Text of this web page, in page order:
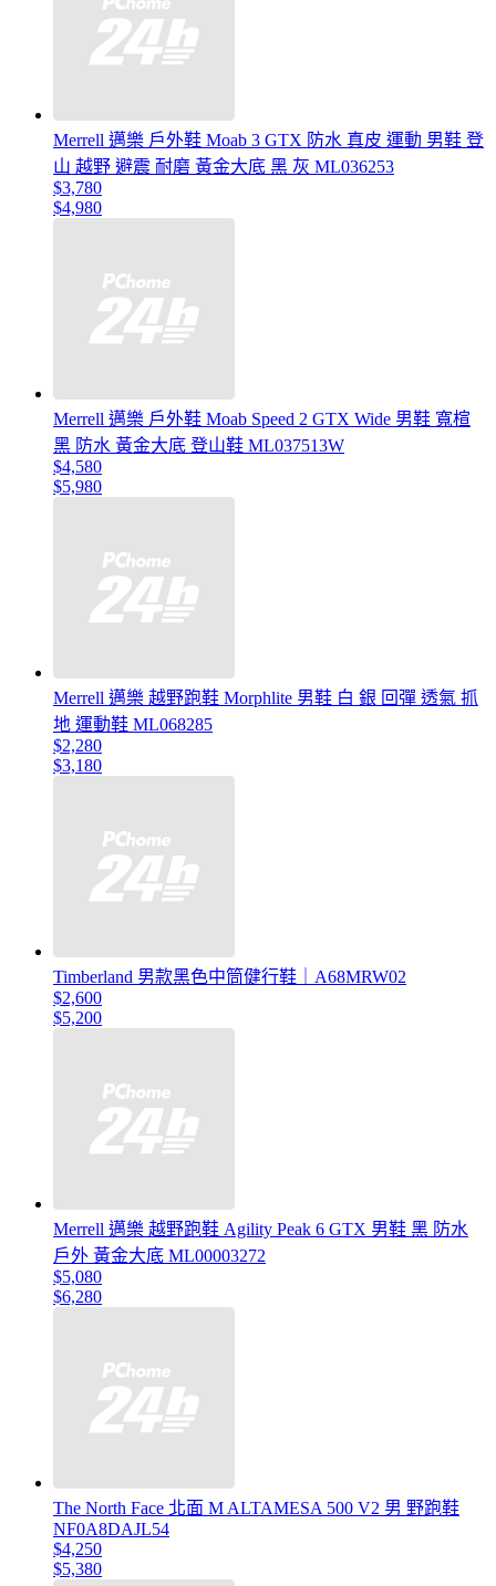
Merrell 邁樂 戶外鞋 Moab 3 GTX 防水 真皮 運動 男鞋 登
山 越野 避震 耐磨 黃金大底 黑 灰 ML036253
$3,780
$4,980
Merrell 邁樂 戶外鞋 Moab Speed 2 GTX Wide 男鞋 寬楦
黑 防水 黃金大底 登山鞋 ML037513W
$4,580
$5,980
Merrell 邁樂 越野跑鞋 Morphlite 男鞋 白 銀 回彈 透氣 抓
地 運動鞋 ML068285
$2,280
$3,180
Timberland 男款黑色中筒健行鞋｜A68MRW02
$2,600
$5,200
Merrell 邁樂 越野跑鞋 Agility Peak 6 GTX 男鞋 黑 防水
戶外 黃金大底 ML00003272
$5,080
$6,280
The North Face 北面 M ALTAMESA 500 V2 男 野跑鞋
NF0A8DAJL54
$4,250
$5,380